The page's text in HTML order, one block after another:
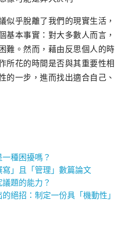
似乎脫離了我們的現實生活，
基本事實：對大多數人而言，
難。然而，藉由反思個人的時
所花的時間是否與其重要性相
的一步，進而找出適合自己、
一種困擾嗎？
」且「管理」數篇論文
題的能力？
絕招：制定一份具「機動性」